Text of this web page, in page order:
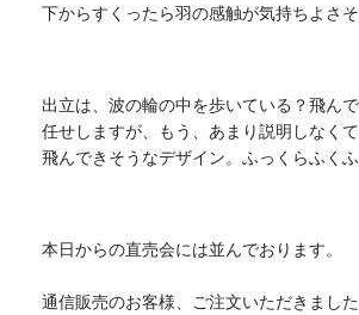
下からすくったら羽の感触が気持ちよさそ
出立は、波の輪の中を歩いている？飛ん
任せしますが、もう、 あまり説明しなく
飛んできそうなデザイン。 ふっくらふく
本日からの直売会には並んでおります。
通信販売のお客様、ご注文いただきました